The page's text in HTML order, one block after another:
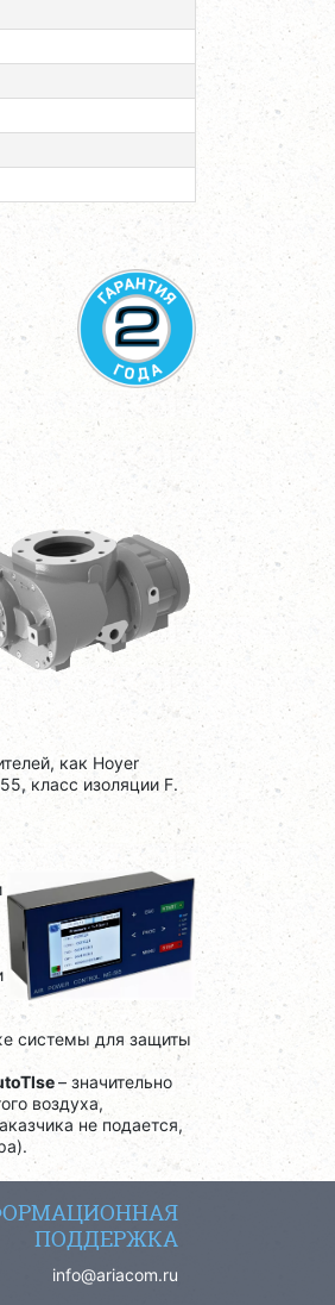
как Hoyer
класс изоляции F.
системы для защиты
– значительно
воздуха,
не подается,
ПОДДЕРЖКА
info@ariacom.ru